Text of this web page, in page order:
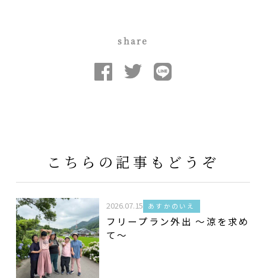
share
こちらの記事もどうぞ
2026.07.15 あすかのいえ
フリープラン外出 ～涼を求め
て～